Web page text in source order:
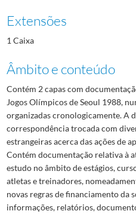
Extensões
1 Caixa
Âmbito e conteúdo
Contém 2 capas com
Jogos Olímpicos de Seoul 1988,
organizadas cronologicamente. A
correspondência trocada com
estrangeiras acerca das ações de
Contém documentação relativa à
estudo no âmbito de estágios,
atletas e treinadores,
novas regras de financiamento da
informações, relatórios,